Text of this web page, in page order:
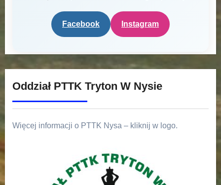
Facebook Instagram
Oddział PTTK Tryton W Nysie
Więcej informacji o PTTK Nysa – kliknij w logo.